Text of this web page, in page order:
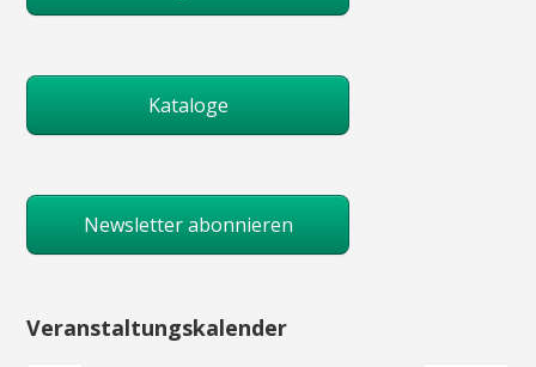
Kataloge
Newsletter abonnieren
Veranstaltungskalender